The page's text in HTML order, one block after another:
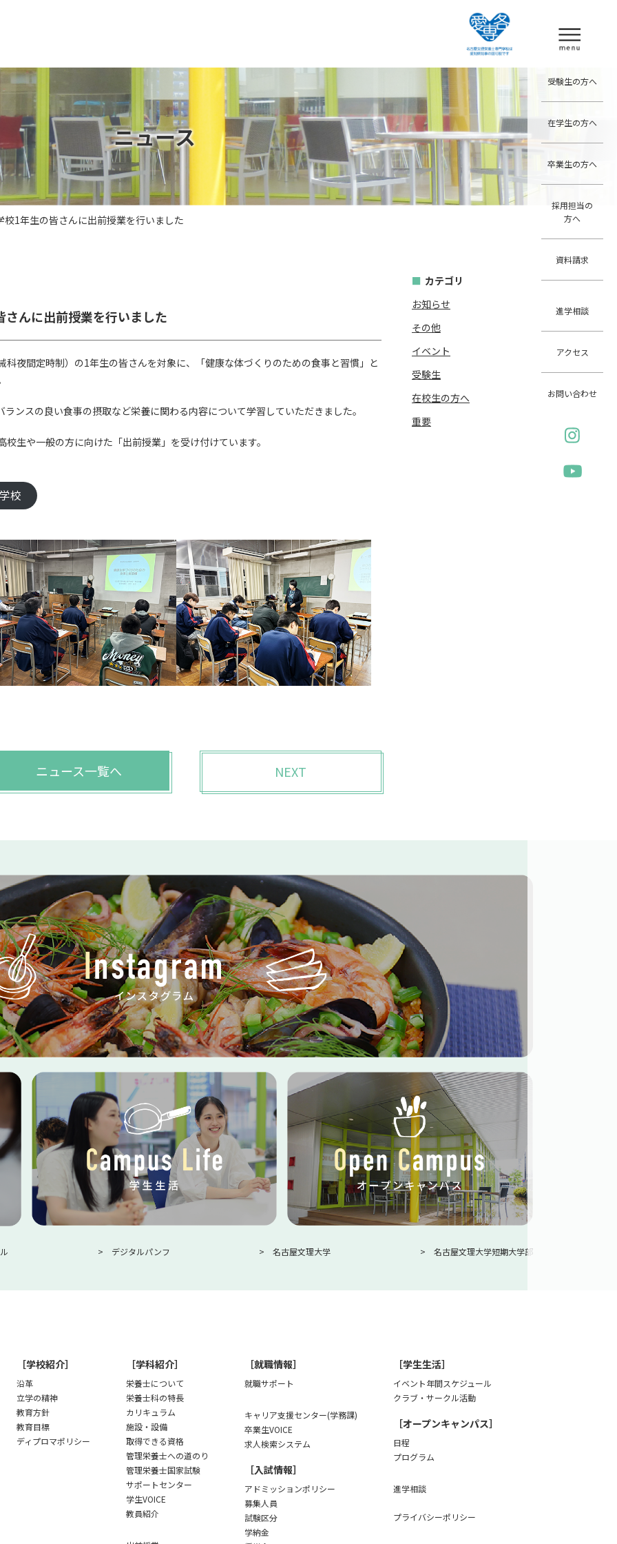
受験生の方へ
在学生の方へ
卒業生の方へ
採用担当の
方へ
資料請求
進学相談
アクセス
お問い合わせ
ニュース
1年生の皆さんに出前授業を行いました
んに出前授業を行いました
夜間定時制）の1年生の皆さんを対象に、「健康な体づくりのための食事と習慣」と
ンスの良い食事の摂取など栄養に関わる内容について学習していただきました。
生や一般の方に向けた「出前授業」を受け付けています。
校
ニュース一覧へ NEXT
カテゴリ
お知らせ
その他
イベント
受験生
在校生の方へ
重要
デジタルパンフ 名古屋文理大学 名古屋文理大学短期大学部
［学校紹介］
沿革
立学の精神
教育方針
教育目標
ディプロマポリシー
［学科紹介］
栄養士について
栄養士科の特長
カリキュラム
施設・設備
取得できる資格
管理栄養士への道のり
管理栄養士国家試験
サポートセンター
学生VOICE
教員紹介
［就職情報］
就職サポート
キャリア支援センター(学務課)
卒業生VOICE
求人検索システム
［入試情報］
アドミッションポリシー
募集人員
試験区分
学納金
［学生生活］
イベント年間スケジュール
クラブ・サークル活動
［オープンキャンパス］
日程
プログラム
進学相談
プライバシーポリシー